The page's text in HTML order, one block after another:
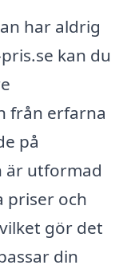
har aldrig
kan du
från erfarna
på
är utformad
priser och
gör det
din